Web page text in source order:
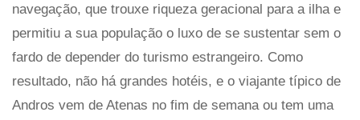
navegação, que trouxe riqueza geracional para a ilha e
permitiu a sua população o luxo de se sustentar sem o
fardo de depender do turismo estrangeiro. Como
resultado, não há grandes hotéis, e o viajante típico de
Andros vem de Atenas no fim de semana ou tem uma